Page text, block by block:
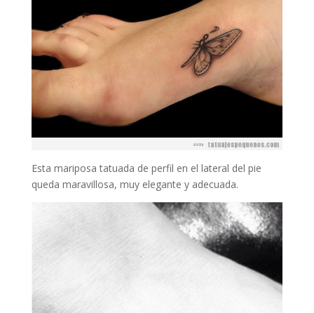
Esta mariposa tatuada de perfil en el lateral del pie
queda maravillosa, muy elegante y adecuada.